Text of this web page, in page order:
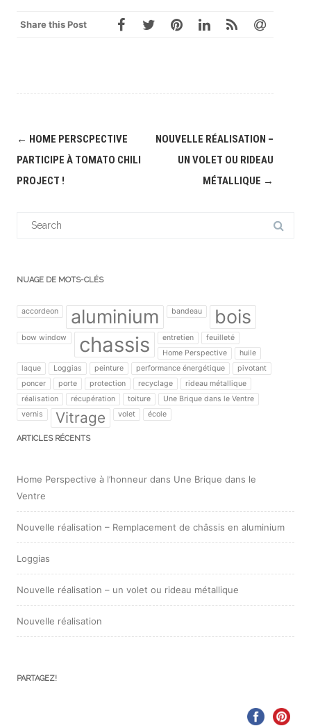
Share this Post
Post
navigation
← HOME PERSCPECTIVE
PARTICIPE À TOMATO CHILI
PROJECT !
NOUVELLE RÉALISATION –
UN VOLET OU RIDEAU
MÉTALLIQUE →
NUAGE DE MOTS-CLÉS
accordeon aluminium bandeau bois
bow window chassis entretien
feuilleté
Home Perspective
huile
laque
Loggias peinture performance énergétique
pivotant
poncer
porte protection recyclage
rideau métallique
réalisation
récupération toiture
Une Brique dans le Ventre
vernis
Vitrage volet école
ARTICLES RÉCENTS
Home Perspective à l’honneur dans Une Brique dans le
Ventre
Nouvelle réalisation – Remplacement de châssis en aluminium
Loggias
Nouvelle réalisation – un volet ou rideau métallique
Nouvelle réalisation
PARTAGEZ!